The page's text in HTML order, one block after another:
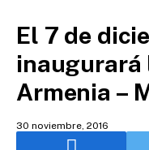
El 7 de
inaugurará
Armenia –
30 noviembre, 2016